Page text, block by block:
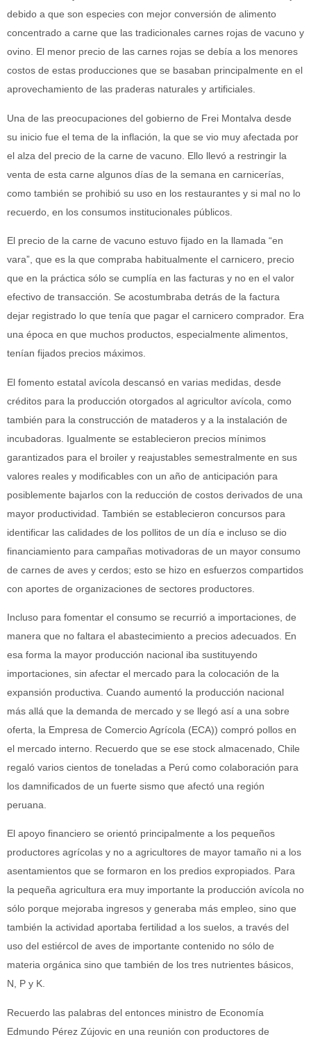
debido a que son especies con mejor conversión de alimento
concentrado a carne que las tradicionales carnes rojas de vacuno y
ovino. El menor precio de las carnes rojas se debía a los menores
costos de estas producciones que se basaban principalmente en el
aprovechamiento de las praderas naturales y artificiales.
Una de las preocupaciones del gobierno de Frei Montalva desde
su inicio fue el tema de la inflación, la que se vio muy afectada por
el alza del precio de la carne de vacuno. Ello llevó a restringir la
venta de esta carne algunos días de la semana en carnicerías,
como también se prohibió su uso en los restaurantes y si mal no lo
recuerdo, en los consumos institucionales públicos.
El precio de la carne de vacuno estuvo fijado en la llamada “en
vara”, que es la que compraba habitualmente el carnicero, precio
que en la práctica sólo se cumplía en las facturas y no en el valor
efectivo de transacción. Se acostumbraba detrás de la factura
dejar registrado lo que tenía que pagar el carnicero comprador. Era
una época en que muchos productos, especialmente alimentos,
tenían fijados precios máximos.
El fomento estatal avícola descansó en varias medidas, desde
créditos para la producción otorgados al agricultor avícola, como
también para la construcción de mataderos y a la instalación de
incubadoras. Igualmente se establecieron precios mínimos
garantizados para el broiler y reajustables semestralmente en sus
valores reales y modificables con un año de anticipación para
posiblemente bajarlos con la reducción de costos derivados de una
mayor productividad. También se establecieron concursos para
identificar las calidades de los pollitos de un día e incluso se dio
financiamiento para campañas motivadoras de un mayor consumo
de carnes de aves y cerdos; esto se hizo en esfuerzos compartidos
con aportes de organizaciones de sectores productores.
Incluso para fomentar el consumo se recurrió a importaciones, de
manera que no faltara el abastecimiento a precios adecuados. En
esa forma la mayor producción nacional iba sustituyendo
importaciones, sin afectar el mercado para la colocación de la
expansión productiva. Cuando aumentó la producción nacional
más allá que la demanda de mercado y se llegó así a una sobre
oferta, la Empresa de Comercio Agrícola (ECA)) compró pollos en
el mercado interno. Recuerdo que se ese stock almacenado, Chile
regaló varios cientos de toneladas a Perú como colaboración para
los damnificados de un fuerte sismo que afectó una región
peruana.
El apoyo financiero se orientó principalmente a los pequeños
productores agrícolas y no a agricultores de mayor tamaño ni a los
asentamientos que se formaron en los predios expropiados. Para
la pequeña agricultura era muy importante la producción avícola no
sólo porque mejoraba ingresos y generaba más empleo, sino que
también la actividad aportaba fertilidad a los suelos, a través del
uso del estiércol de aves de importante contenido no sólo de
materia orgánica sino que también de los tres nutrientes básicos,
N, P y K.
Recuerdo las palabras del entonces ministro de Economía
Edmundo Pérez Zújovic en una reunión con productores de